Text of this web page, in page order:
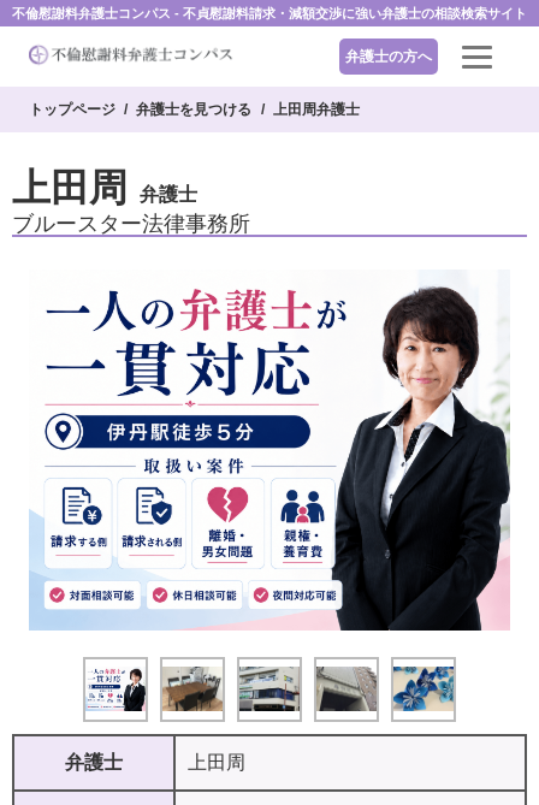
不倫慰謝料弁護士コンパス - 不貞慰謝料請求・減額交渉に強い弁護士の相談検索サイト
弁護士の方へ
トップページ 弁護士を見つける 上田周弁護士
上田周 弁護士
ブルースター法律事務所
弁護士 上田周